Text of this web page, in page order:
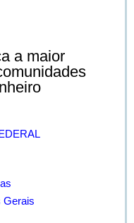
a maior
Gerais